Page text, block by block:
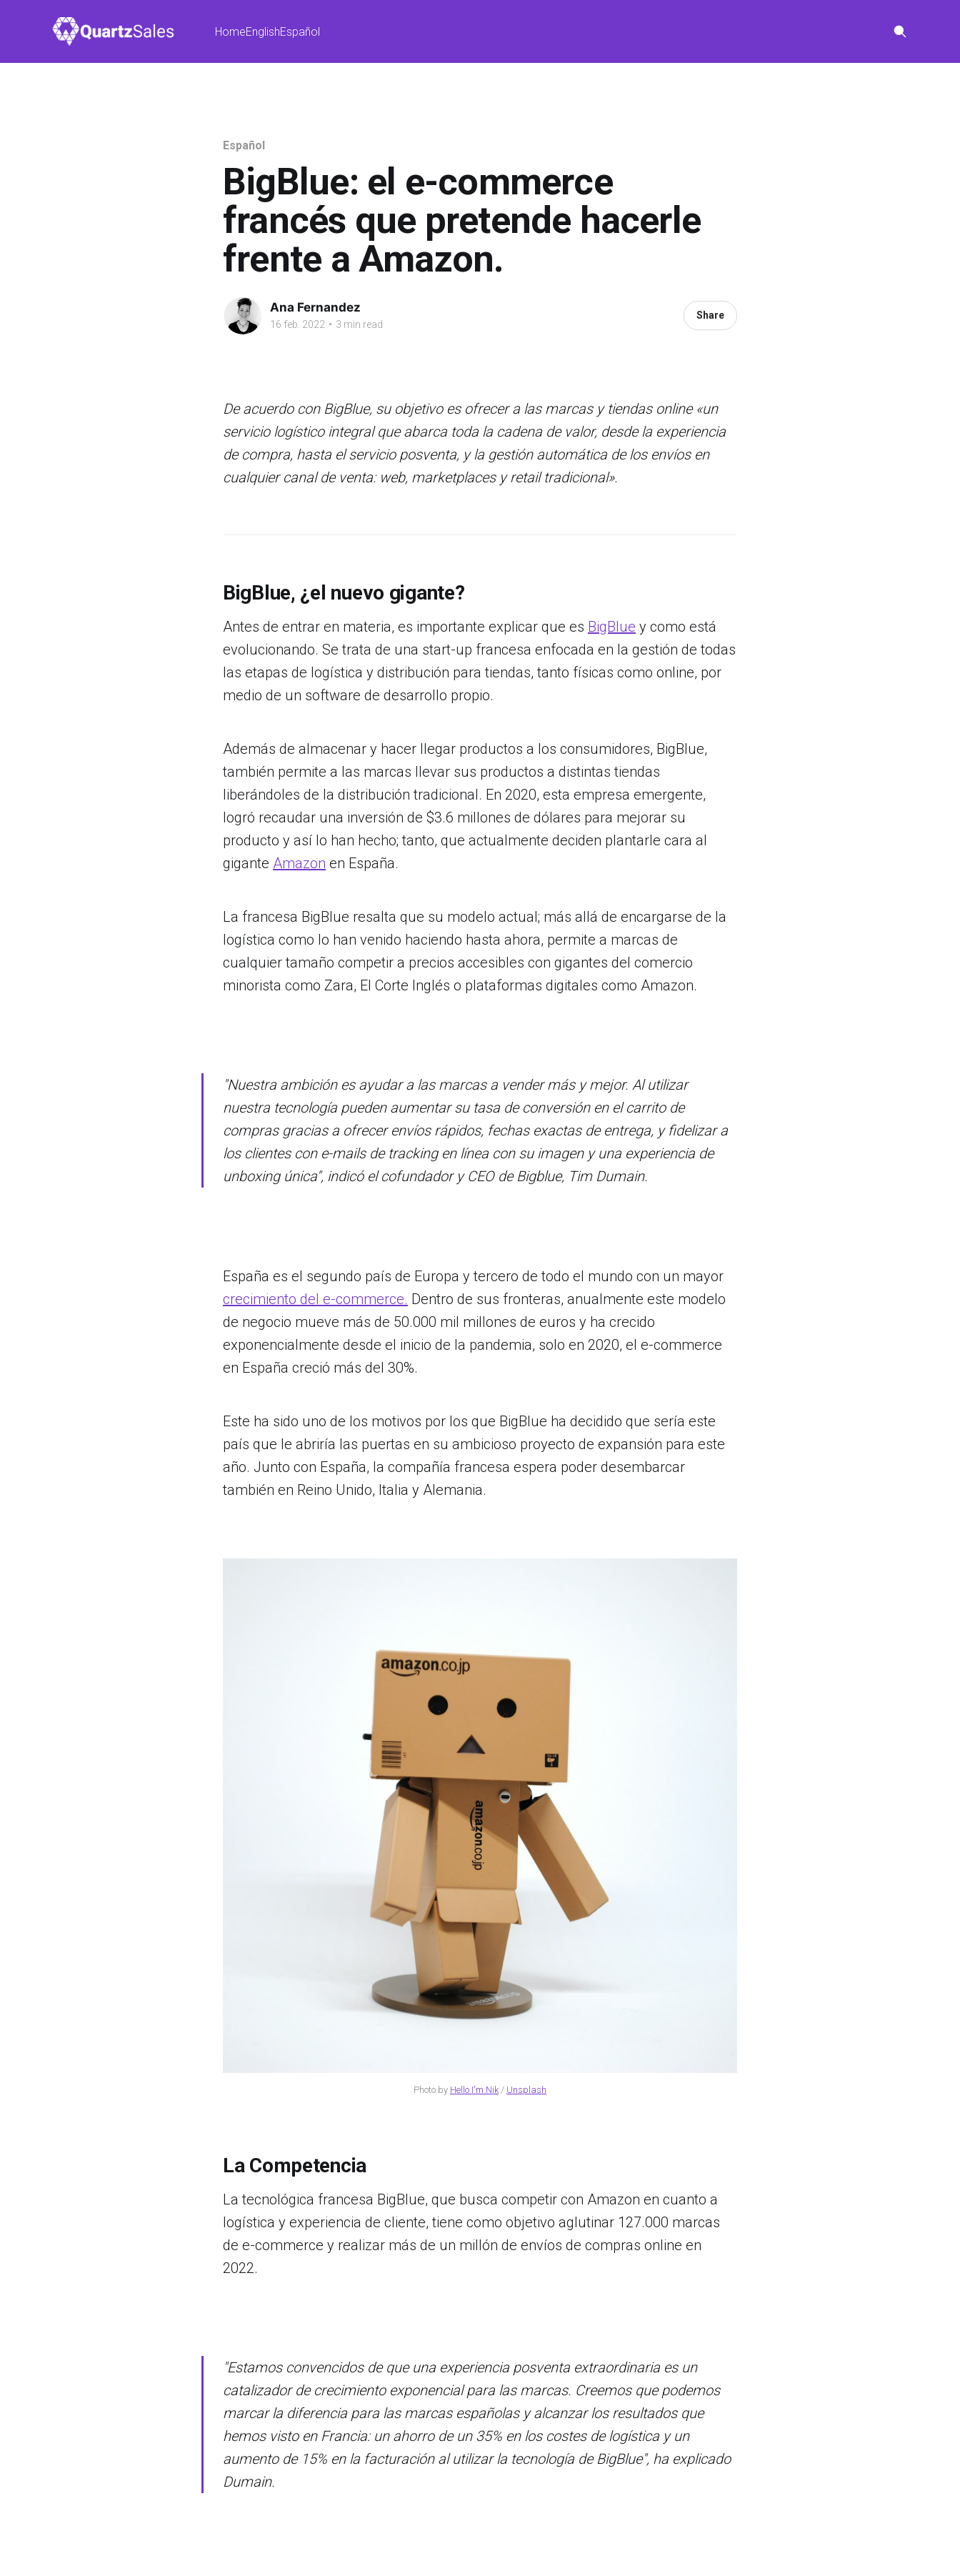
HomeEnglishEspañol
Español
BigBlue: el e-commerce
francés que pretende hacerle
frente a Amazon.
Ana Fernandez
16 feb. 2022 • 3 min read
Share
De acuerdo con BigBlue, su objetivo es ofrecer a las marcas y tiendas online «un
servicio logístico integral que abarca toda la cadena de valor, desde la experiencia
de compra, hasta el servicio posventa, y la gestión automática de los envíos en
cualquier canal de venta: web, marketplaces y retail tradicional».
BigBlue, ¿el nuevo gigante?
Antes de entrar en materia, es importante explicar que es BigBlue y como está
evolucionando. Se trata de una start-up francesa enfocada en la gestión de todas
las etapas de logística y distribución para tiendas, tanto físicas como online, por
medio de un software de desarrollo propio.
Además de almacenar y hacer llegar productos a los consumidores, BigBlue,
también permite a las marcas llevar sus productos a distintas tiendas
liberándoles de la distribución tradicional. En 2020, esta empresa emergente,
logró recaudar una inversión de $3.6 millones de dólares para mejorar su
producto y así lo han hecho; tanto, que actualmente deciden plantarle cara al
gigante Amazon en España.
La francesa BigBlue resalta que su modelo actual; más allá de encargarse de la
logística como lo han venido haciendo hasta ahora, permite a marcas de
cualquier tamaño competir a precios accesibles con gigantes del comercio
minorista como Zara, El Corte Inglés o plataformas digitales como Amazon.
"Nuestra ambición es ayudar a las marcas a vender más y mejor. Al utilizar
nuestra tecnología pueden aumentar su tasa de conversión en el carrito de
compras gracias a ofrecer envíos rápidos, fechas exactas de entrega, y fidelizar a
los clientes con e-mails de tracking en línea con su imagen y una experiencia de
unboxing única", indicó el cofundador y CEO de Bigblue, Tim Dumain.
España es el segundo país de Europa y tercero de todo el mundo con un mayor
crecimiento del e-commerce. Dentro de sus fronteras, anualmente este modelo
de negocio mueve más de 50.000 mil millones de euros y ha crecido
exponencialmente desde el inicio de la pandemia, solo en 2020, el e-commerce
en España creció más del 30%.
Este ha sido uno de los motivos por los que BigBlue ha decidido que sería este
país que le abriría las puertas en su ambicioso proyecto de expansión para este
año. Junto con España, la compañía francesa espera poder desembarcar
también en Reino Unido, Italia y Alemania.
Photo by Hello I'm Nik/ Unsplash
La Competencia
La tecnológica francesa BigBlue, que busca competir con Amazon en cuanto a
logística y experiencia de cliente, tiene como objetivo aglutinar 127.000 marcas
de e-commerce y realizar más de un millón de envíos de compras online en
2022.
"Estamos convencidos de que una experiencia posventa extraordinaria es un
catalizador de crecimiento exponencial para las marcas. Creemos que podemos
marcar la diferencia para las marcas españolas y alcanzar los resultados que
hemos visto en Francia: un ahorro de un 35% en los costes de logística y un
aumento de 15% en la facturación al utilizar la tecnología de BigBlue", ha explicado
Dumain.